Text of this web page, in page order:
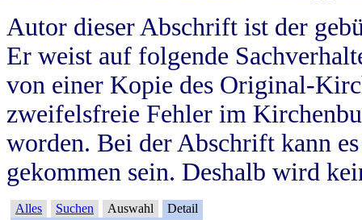
Autor dieser Abschrift ist der
Er weist auf folgende
von einer Kopie des Original-
zweifelsfreie Fehler im
worden. Bei der Abschrift kann
gekommen sein. Deshalb wird
Alles Suchen Auswahl Detail